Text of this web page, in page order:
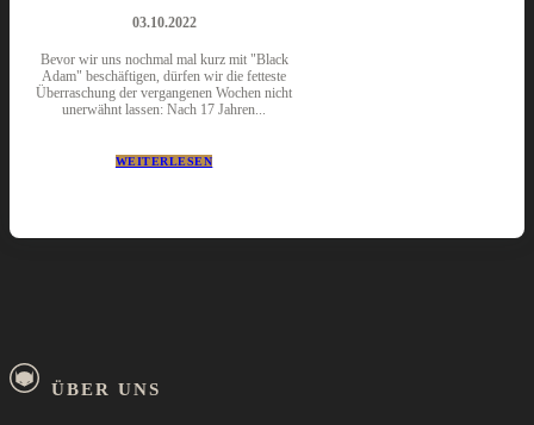
03.10.2022
Bevor wir uns nochmal mal kurz mit "Black
Adam" beschäftigen, dürfen wir die fetteste
Überraschung der vergangenen Wochen nicht
unerwähnt lassen: Nach 17 Jahren...
WEITERLESEN
ÜBER UNS